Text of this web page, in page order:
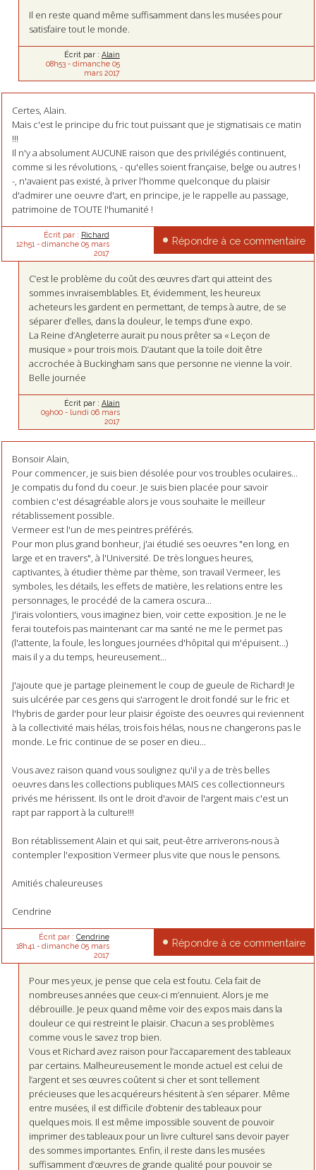
Il en reste quand même suffisamment dans les musées pour
satisfaire tout le monde.
Écrit par : Alain
08h53- dimanche 05
mars 2017
Certes, Alain.
Mais c'est le principe du fric tout puissant que je stigmatisais ce matin
!!!
Il n'y a absolument AUCUNE raison que des privilégiés continuent,
comme si les révolutions, - qu'elles soient française, belge ou autres !
-, n'avaient pas existé, à priver l'homme quelconque du plaisir
d'admirer une oeuvre d'art, en principe, je le rappelle au passage,
patrimoine de TOUTE l'humanité !
Écrit par : Richard
12h51 - dimanche 05 mars
2017
Répondre à ce commentaire
C’est le problème du coût des œuvres d’art qui atteint des
sommes invraisemblables. Et, évidemment, les heureux
acheteurs les gardent en permettant, de temps à autre, de se
séparer d’elles, dans la douleur, le temps d’une expo.
La Reine d’Angleterre aurait pu nous prêter sa « Leçon de
musique » pour trois mois. D’autant que la toile doit être
accrochée à Buckingham sans que personne ne vienne la voir.
Belle journée
Écrit par : Alain
09h00- lundi 06 mars
2017
Bonsoir Alain,
Pour commencer, je suis bien désolée pour vos troubles oculaires...
Je compatis du fond du coeur. Je suis bien placée pour savoir
combien c'est désagréable alors je vous souhaite le meilleur
rétablissement possible.
Vermeer est l'un de mes peintres préférés.
Pour mon plus grand bonheur, j'ai étudié ses oeuvres "en long, en
large et en travers", à l'Université. De très longues heures,
captivantes, à étudier thème par thème, son travail Vermeer, les
symboles, les détails, les effets de matière, les relations entre les
personnages, le procédé de la camera oscura...
J'irais volontiers, vous imaginez bien, voir cette exposition. Je ne le
ferai toutefois pas maintenant car ma santé ne me le permet pas
(l'attente, la foule, les longues journées d'hôpital qui m'épuisent...)
mais il y a du temps, heureusement...
J'ajoute que je partage pleinement le coup de gueule de Richard! Je
suis ulcérée par ces gens qui s'arrogent le droit fondé sur le fric et
l'hybris de garder pour leur plaisir égoïste des oeuvres qui reviennent
à la collectivité mais hélas, trois fois hélas, nous ne changerons pas le
monde. Le fric continue de se poser en dieu...
Vous avez raison quand vous soulignez qu'il y a de très belles
oeuvres dans les collections publiques MAIS ces collectionneurs
privés me hérissent. Ils ont le droit d'avoir de l'argent mais c'est un
rapt par rapport à la culture!!!
Bon rétablissement Alain et qui sait, peut-être arriverons-nous à
contempler l'exposition Vermeer plus vite que nous le pensons.
Amitiés chaleureuses
Cendrine
Écrit par : Cendrine
18h41 - dimanche 05 mars
2017
Répondre à ce commentaire
Pour mes yeux, je pense que cela est foutu. Cela fait de
nombreuses années que ceux-ci m’ennuient. Alors je me
débrouille. Je peux quand même voir des expos mais dans la
douleur ce qui restreint le plaisir. Chacun a ses problèmes
comme vous le savez trop bien.
Vous et Richard avez raison pour l’accaparement des tableaux
par certains. Malheureusement le monde actuel est celui de
l’argent et ses œuvres coûtent si cher et sont tellement
précieuses que les acquéreurs hésitent à s’en séparer. Même
entre musées, il est difficile d’obtenir des tableaux pour
quelques mois. Il est même impossible souvent de pouvoir
imprimer des tableaux pour un livre culturel sans devoir payer
des sommes importantes. Enfin, il reste dans les musées
suffisamment d’œuvres de grande qualité pour pouvoir se